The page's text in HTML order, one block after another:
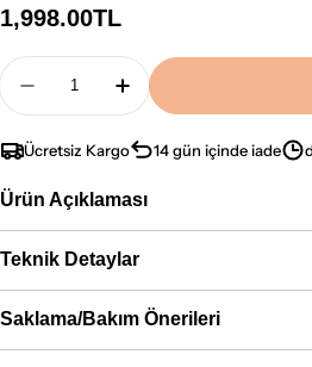
Normal
1,998.00TL
Adet
Moliendo Finest Coffee
Moliendo Finest
Ücretsiz Kargo 14 gün içinde iade
Ürün Açıklaması
Teknik Detaylar
Saklama/Bakım Önerileri